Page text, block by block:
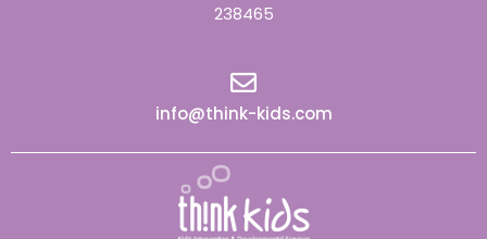
238465
info@think-kids.com